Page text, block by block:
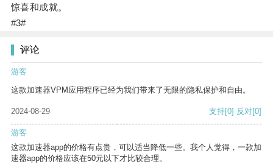
惊喜和成就。
#3#
评论
游客
这款加速器VPM应用程序已经为我们带来了无限的隐私保护和自由。
2024-08-29 支持[0] 反对[0]
游客
这款加速器app的价格有点贵，可以适当降低一些。我个人觉得，一款加
速器app的价格应该在50元以下才比较合理。